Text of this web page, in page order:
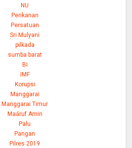
NU
Perikanan
Persatuan
Sri Mulyani
pilkada
sumba barat
BI
IMF
Korupsi
Manggarai
Manggarai Timur
Maáruf Amin
Palu
Pangan
Pilres 2019